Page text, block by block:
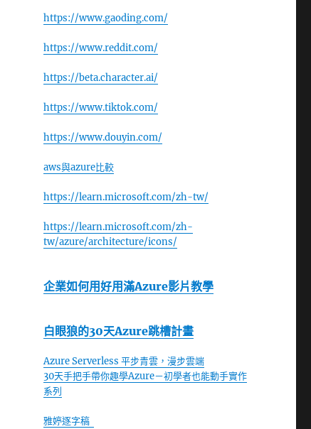
https://www.gaoding.com/
https://www.reddit.com/
https://beta.character.ai/
https://www.tiktok.com/
https://www.douyin.com/
aws與azure比較
https://learn.microsoft.com/zh-tw/
https://learn.microsoft.com/zh-
tw/azure/architecture/icons/
企業如何用好用滿Azure影片教學
白眼狼的30天Azure跳槽計畫
Azure Serverless 平步青雲，漫步雲端
30天手把手帶你趣學Azure－初學者也能動手實作
系列
雅婷逐字稿